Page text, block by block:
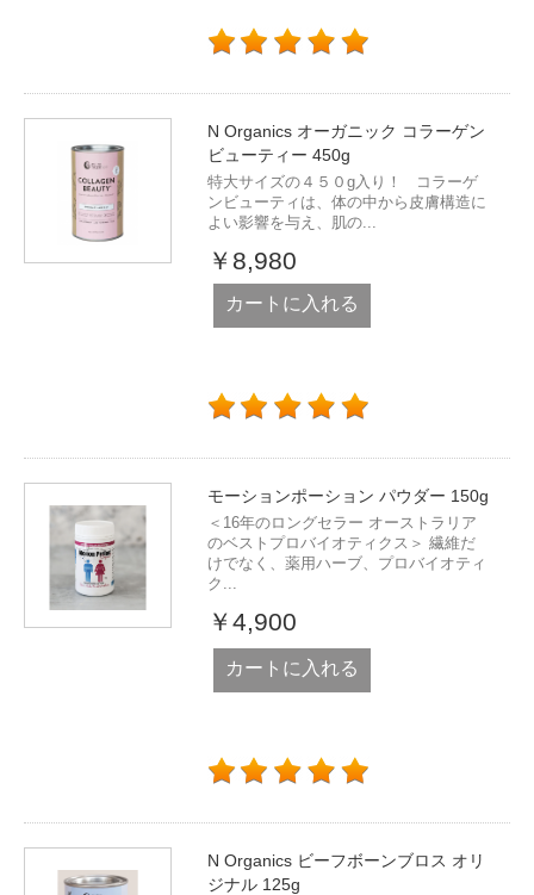
N Organics オーガニック コラーゲン
ビューティー 450g
特大サイズの４５０g入り！ コラーゲ
ンビューティは、体の中から皮膚構造に
よい影響を与え、肌の...
￥8,980
カートに入れる
モーションポーション パウダー 150g
＜16年のロングセラー オーストラリア
のベストプロバイオティクス＞ 繊維だ
けでなく、薬用ハーブ、プロバイオティ
ク...
￥4,900
カートに入れる
N Organics ビーフボーンブロス オリ
ジナル 125g